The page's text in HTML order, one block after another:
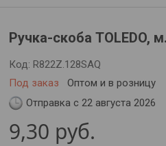
Ручка-скоба TOLEDO,
Под заказ Оптом и в розницу
Код: R822Z.128SAQ
Отправка с 22 августа 2026
9,30 руб.